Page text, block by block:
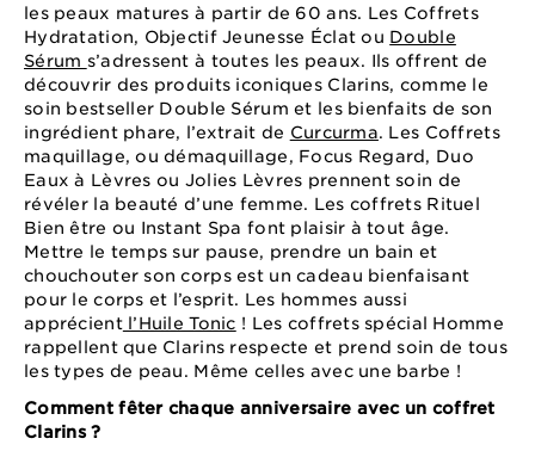
les peaux matures à partir de 60 ans. Les Coffrets
Hydratation, Objectif Jeunesse Éclat ou Double
Sérum s’adressent à toutes les peaux. Ils offrent de
découvrir des produits iconiques Clarins, comme le
soin bestseller Double Sérum et les bienfaits de son
ingrédient phare, l’extrait de Curcurma. Les Coffrets
maquillage, ou démaquillage, Focus Regard, Duo
Eaux à Lèvres ou Jolies Lèvres prennent soin de
révéler la beauté d’une femme. Les coffrets Rituel
Bien être ou Instant Spa font plaisir à tout âge.
Mettre le temps sur pause, prendre un bain et
chouchouter son corps est un cadeau bienfaisant
pour le corps et l’esprit. Les hommes aussi
apprécientl’Huile Tonic ! Les coffrets spécial Homme
rappellent que Clarins respecte et prend soin de tous
les types de peau. Même celles avec une barbe !
Comment fêter chaque anniversaire avec un coffret
Clarins ?